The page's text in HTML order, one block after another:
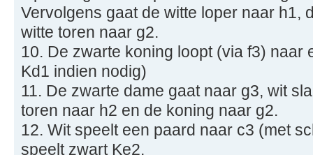
Vervolgens gaat de witte loper naar h1,
witte toren naar g2.
10. De zwarte koning loopt (via f3) naar
Kd1 indien nodig)
11. De zwarte dame gaat naar g3, wit
toren naar h2 en de koning naar g2.
12. Wit speelt een paard naar c3 (met
speelt zwart Ke2.